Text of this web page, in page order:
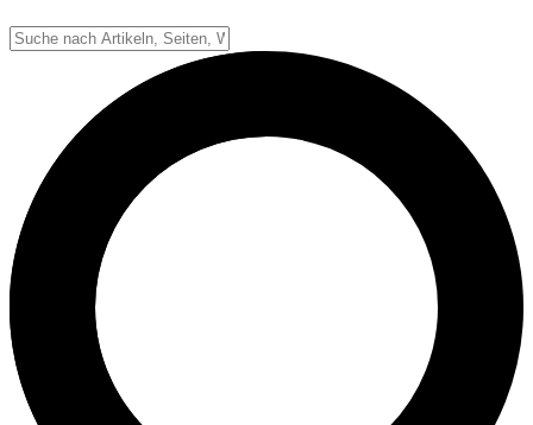
Punkte & Scoring
Strafen & Fouls
Schiedsrichter
Football Lexikon